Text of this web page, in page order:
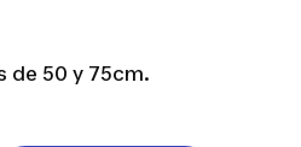
de 50 y 75cm.